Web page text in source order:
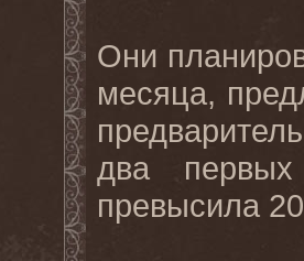
Они
месяца,
два
превысила